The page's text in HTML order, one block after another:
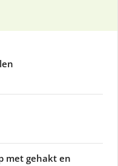
met gehakt en